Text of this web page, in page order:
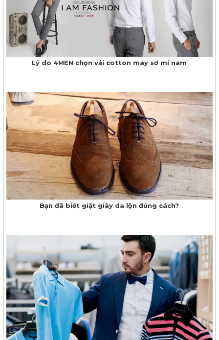
Lý do 4MEN chọn vải cotton may sơ mi nam
Bạn đã biết giặt giày da lộn đúng cách?